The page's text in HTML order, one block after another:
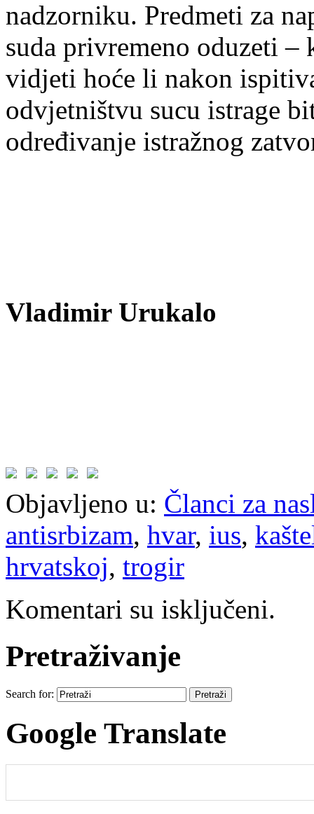
nadzorniku. Predmeti za
suda privremeno oduzeti
vidjeti hoće li nakon
odvjetništvu sucu istrage
određivanje istražnog
Vladimir Urukalo
Objavljeno u: Članci za
antisrbizam, hvar, ius,
hrvatskoj, trogir
Komentari su isključeni.
Pretraživanje
Search for:
Google Translate